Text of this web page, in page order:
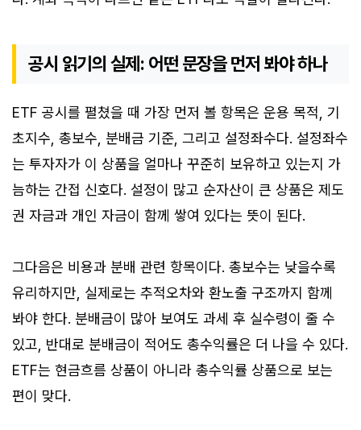
공시 읽기의 실제: 어떤 문장을 먼저 봐야 하나
ETF 공시를 펼쳤을 때 가장 먼저 볼 항목은 운용 목적, 기
초지수, 총보수, 분배금 기준, 그리고 설정좌수다. 설정좌수
는 투자자가 이 상품을 얼마나 꾸준히 보유하고 있는지 가
늠하는 간접 신호다. 설정이 많고 순자산이 큰 상품은 제도
권 자금과 개인 자금이 함께 쌓여 있다는 뜻이 된다.
그다음은 비용과 분배 관련 항목이다. 총보수는 낮을수록
유리하지만, 실제로는 추적오차와 환노출 구조까지 함께
봐야 한다. 분배금이 많아 보여도 과세 후 실수령이 줄 수
있고, 반대로 분배금이 적어도 총수익률은 더 나을 수 있다.
ETF는 현금흐름 상품이 아니라 총수익률 상품으로 보는
편이 맞다.